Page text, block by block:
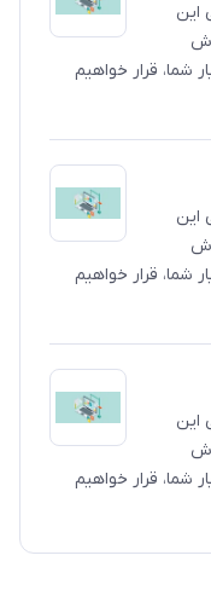
این
شما، قرار خواهیم
این
شما، قرار خواهیم
این
شما، قرار خواهیم